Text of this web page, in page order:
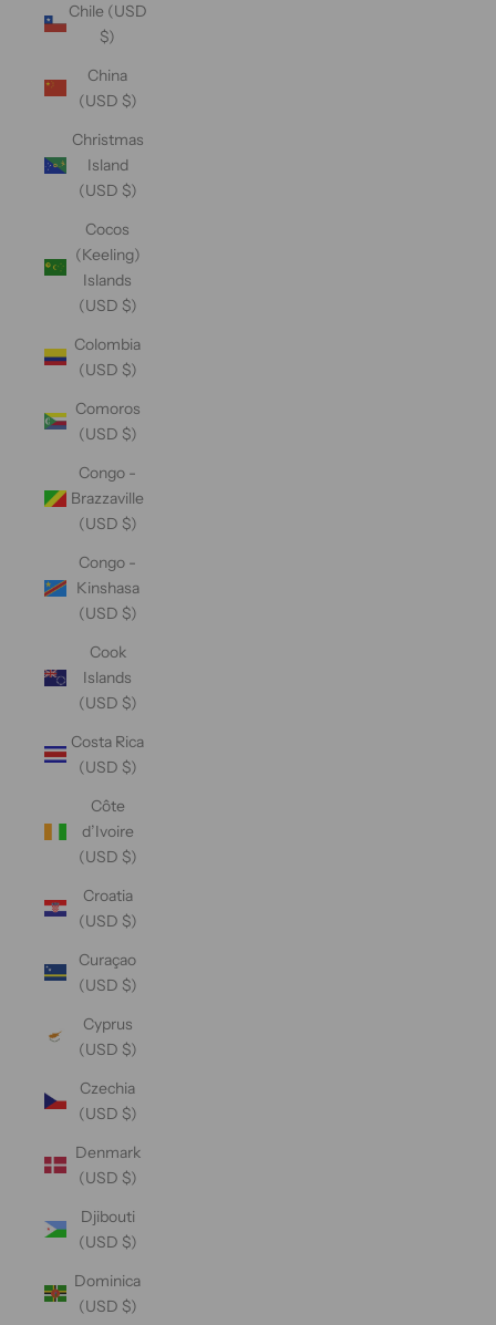
Chile (USD
$)
China
(USD $)
Christmas
Island
(USD $)
Cocos
(Keeling)
Islands
(USD $)
Colombia
(USD $)
Comoros
(USD $)
Congo -
Brazzaville
(USD $)
Congo -
Kinshasa
(USD $)
Cook
Islands
(USD $)
Costa Rica
(USD $)
Côte
d’Ivoire
(USD $)
Croatia
(USD $)
Curaçao
(USD $)
Cyprus
(USD $)
Czechia
(USD $)
Denmark
(USD $)
Djibouti
(USD $)
Dominica
(USD $)